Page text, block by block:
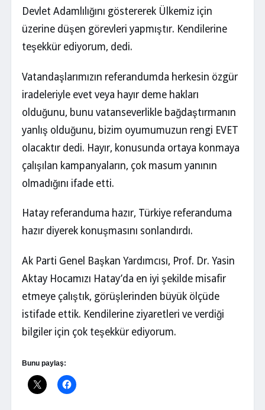
Devlet Adamlılığını göstererek Ülkemiz için
üzerine düşen görevleri yapmıştır. Kendilerine
teşekkür ediyorum, dedi.
Vatandaşlarımızın referandumda herkesin özgür
iradeleriyle evet veya hayır deme hakları
olduğunu, bunu vatanseverlikle bağdaştırmanın
yanlış olduğunu, bizim oyumumuzun rengi EVET
olacaktır dedi. Hayır, konusunda ortaya konmaya
çalışılan kampanyaların, çok masum yanının
olmadığını ifade etti.
Hatay referanduma hazır, Türkiye referanduma
hazır diyerek konuşmasını sonlandırdı.
Ak Parti Genel Başkan Yardımcısı, Prof. Dr. Yasin
Aktay Hocamızı Hatay’da en iyi şekilde misafir
etmeye çalıştık, görüşlerinden büyük ölçüde
istifade ettik. Kendilerine ziyaretleri ve verdiği
bilgiler için çok teşekkür ediyorum.
Bunu paylaş: